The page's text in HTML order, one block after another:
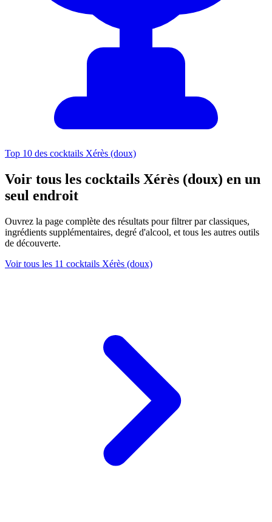
Top 10 des cocktails Xérès (doux)
Voir tous les cocktails Xérès (doux) en un
seul endroit
Ouvrez la page complète des résultats pour filtrer par classiques,
ingrédients supplémentaires, degré d'alcool, et tous les autres outils
de découverte.
Voir tous les 11 cocktails Xérès (doux)